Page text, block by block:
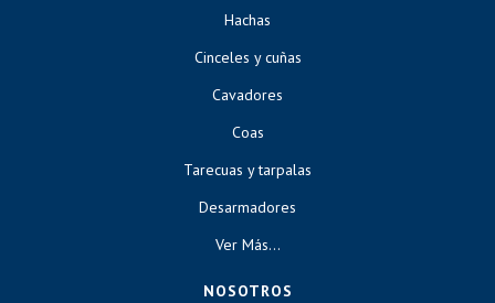
Hachas
Cinceles y cuñas
Cavadores
Coas
Tarecuas y tarpalas
Desarmadores
Ver Más...
NOSOTROS